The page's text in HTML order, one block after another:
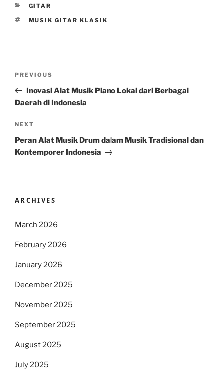
CATEGORIES
GITAR
TAGS
MUSIK GITAR KLASIK
Previous
Post
PREVIOUS
Inovasi Alat Musik Piano Lokal dari Berbagai
Daerah di Indonesia
Next
Post
NEXT
Peran Alat Musik Drum dalam Musik Tradisional dan
Kontemporer Indonesia
ARCHIVES
March 2026
February 2026
January 2026
December 2025
November 2025
September 2025
August 2025
July 2025